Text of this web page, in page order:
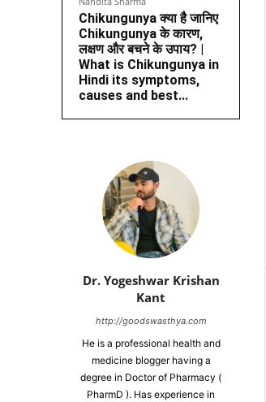
Chikungunya क्या है जानिए
Chikungunya के कारण,
लक्षण और बचने के उपाय? |
What is Chikungunya in
Hindi its symptoms,
causes and best...
Dr. Yogeshwar Krishan
Kant
http://goodswasthya.com
He is a professional health and
medicine blogger having a
degree in Doctor of Pharmacy (
PharmD ). Has experience in